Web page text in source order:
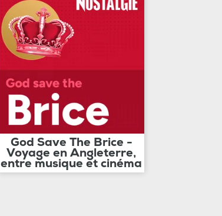
God Save The Brice -
Voyage en Angleterre,
entre musique et cinéma